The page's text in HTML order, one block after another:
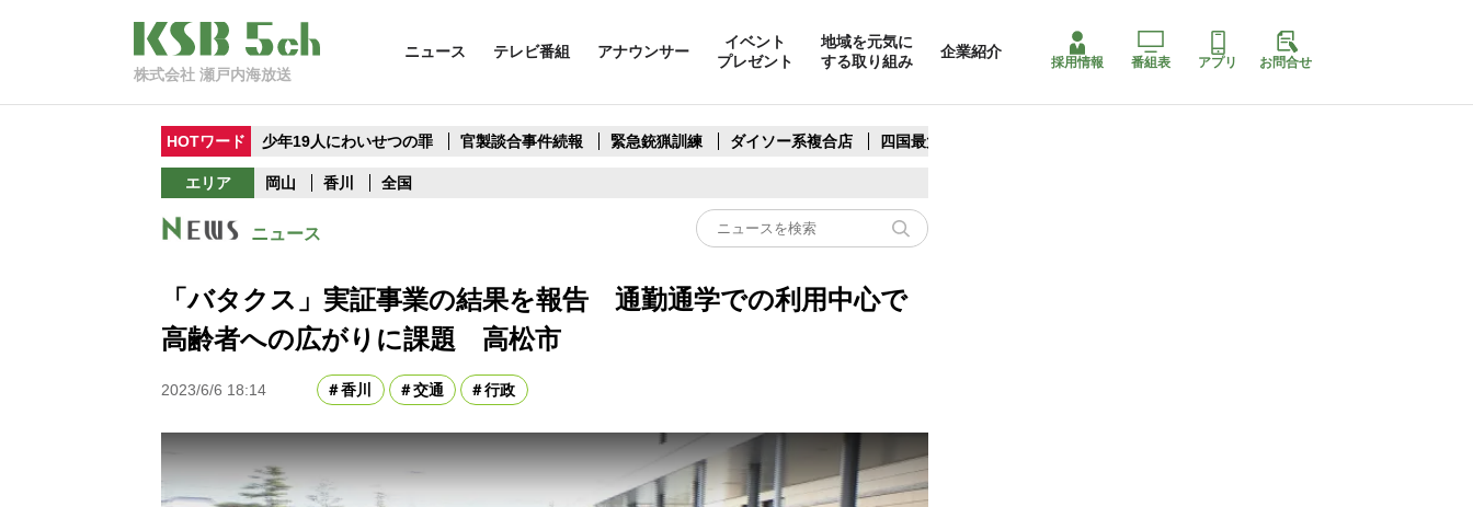
株式会社 瀬戸内海放送
ニュース テレビ番組 アナウンサー
イベント
プレゼント
地域を元気に
する取り組み
企業紹介
採用情報 番組表 アプリ お問合せ
HOTワード 少年19人にわいせつの罪 官製談合事件続報 緊急銃猟訓練 ダイソー系複合店 四国最大スリコ
エリア 岡山 香川 全国
ニュース
「バタクス」実証事業の結果を報告 通勤通学での利用中心で
高齢者への広がりに課題 高松市
2023/6/6 18:14 香川 交通 行政